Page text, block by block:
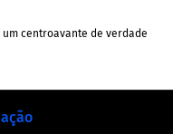
centroavante de verdade